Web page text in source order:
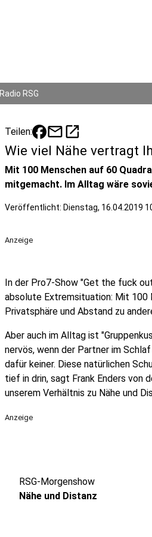
Radio RSG
Teilen: mailopen_in_new
Wie viel Nähe vertragt
Mit 100 Menschen auf 60
mitgemacht. Im Alltag wäre
Veröffentlicht: Dienstag, 16.04.2019
Anzeige
In der Pro7-Show "Get the fuck
absolute Extremsituation: Mit 100
Privatsphäre und Abstand zu
Aber auch im Alltag ist
nervös, wenn der Partner im
dafür keiner. Diese natürlichen
tief in drin, sagt Frank Enders von
unserem Verhältnis zu Nähe und
Anzeige
RSG-Morgenshow
Nähe und Distanz